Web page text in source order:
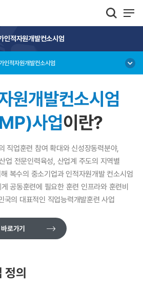
인적자원개발컨소시엄
인적자원개발컨소시엄
원개발컨소시엄
사업이란?
직업훈련 참여 확대와 신성장동력분야,
업 전문인력육성, 산업계 주도의 지역별
복수의 중소기업과 인적자원개발 컨소시엄
공동훈련에 필요한 훈련 인프라와 훈련비
국의 대표적인 직업능력개발훈련 사업
바로가기
정의